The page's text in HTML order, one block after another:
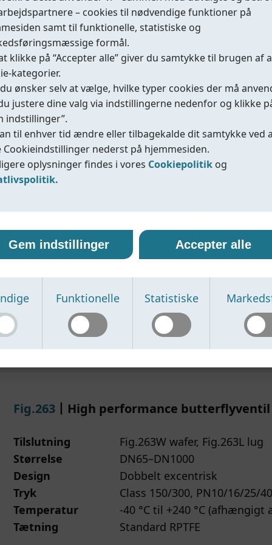
Byggemål
EN 558 serie 20; API 609
Temperaturområde
-20 °C til +150 °C
Datasheet IOM/Manual Compliance
Fig.225/226丨2-delt PTFE/PFA-foret
Størrelse
DN40–DN800
Byggemål
EN 558 serie 20; API 609
Sædemateriale
PTFE + EPDM backup: T≤110 ℃
Datasheet IOM/Manual Compliance
Fig.263 丨High performance butterflyventil
Tilslutning
Fig.263W wafer, Fig.263L lug
Størrelse
DN65–DN1000
Design
Dobbelt excentrisk
Tryk
Class 150/300, PN10/16/25/40
Temperatur
-40 °C til +240 °C
Tætning
Standard RPTFE
– cookies til nødvendige funktioner på
samt til funktionelle, statistiske og
formål.
klikke på “Accepter alle” giver du samtykke til brugen af
kategorier.
ønsker selv at vælge, hvilke typer cookies der må
justere dine valg via indstillingerne nedenfor og klikke
indstillinger”.
til enhver tid ændre eller tilbagekalde dit samtykke ved
Cookieindstillinger nederst på hjemmesiden.
oplysninger findes i vores Cookiepolitik og
anvender cookies og tilsvarende teknologier for at
fungerer korrekt, samt for at forbedre
der er relevant for dig.
følgende kategorier af cookies:
cookies -Disse er påkrævet for, at hjemmesiden
med henblik på løbende optimering af
-
UAnvendes i samarbejde med
for at vise relevant og målrettet indhold samt
kan til enhver tid ændre eller tilbagekalde dit samtykke via
nederst på hjemmesiden.
yderligere information om, hvordan vi behandler
henvises der til vores Privatlivspolitik.
Coreline er vi forpligtet til at beskytte dine
dem på en gennemsigtig og ansvarlig måde. Når du
du selv afgiver via kontaktformularer eller anden
disse oplysninger til at:
oplysninger kan blive behandlet af betroede
Disse samarbejdspartnere er
og er forpligtet til at beskytte dine
med gældende databeskyttelseslovgivning.
ret til at anmode om indsigt i, berigtigelse eller sletning af
personoplysninger. Du kan desuden til enhver tid trække dit
til markedsføring eller brugen af cookies tilbage.
du har spørgsmål til, hvordan vi behandler dine
Gem indstillinger Accepter alle
Funktionelle Statistiske